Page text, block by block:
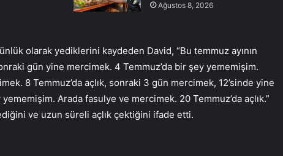
Ağustos 8, 2026
olarak yediklerini kaydeden David, “Bu temmuz ayının
gün yine mercimek. 4 Temmuz’da bir şey yememişim.
8 Temmuz’da açlık, sonraki 3 gün mercimek, 12’sinde yine
Arada fasulye ve mercimek. 20 Temmuz’da açlık.”
ve uzun süreli açlık çektiğini ifade etti.